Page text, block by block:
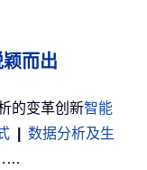
而出
的变革创新智能
数据分析及生